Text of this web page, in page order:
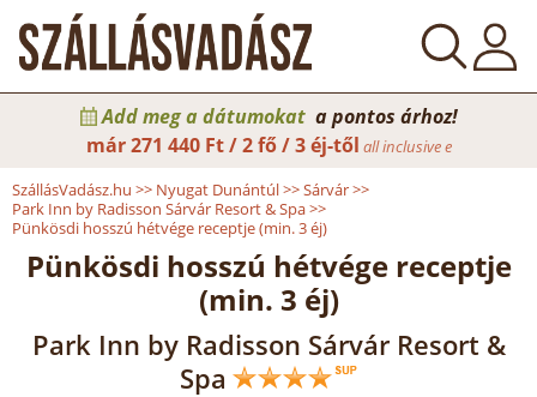
Add meg a dátumokat a pontos árhoz!
már271 440 Ft / 2 fő / 3 éj-től all inclusive e
SzállásVadász.hu >> Nyugat Dunántúl>>Sárvár>>
Park Inn by Radisson Sárvár Resort & Spa>>
Pünkösdi hosszú hétvége receptje (min. 3 éj)
Pünkösdi hosszú hétvége receptje
(min. 3 éj)
Park Inn by Radisson Sárvár Resort &
Spa